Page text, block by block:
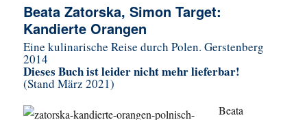
Beata Zatorska, Simon Target:
Kandierte Orangen
Eine kulinarische Reise durch Polen. Gerstenberg
2014
Dieses Buch ist leider nicht mehr lieferbar!
(Stand März 2021)
Beata